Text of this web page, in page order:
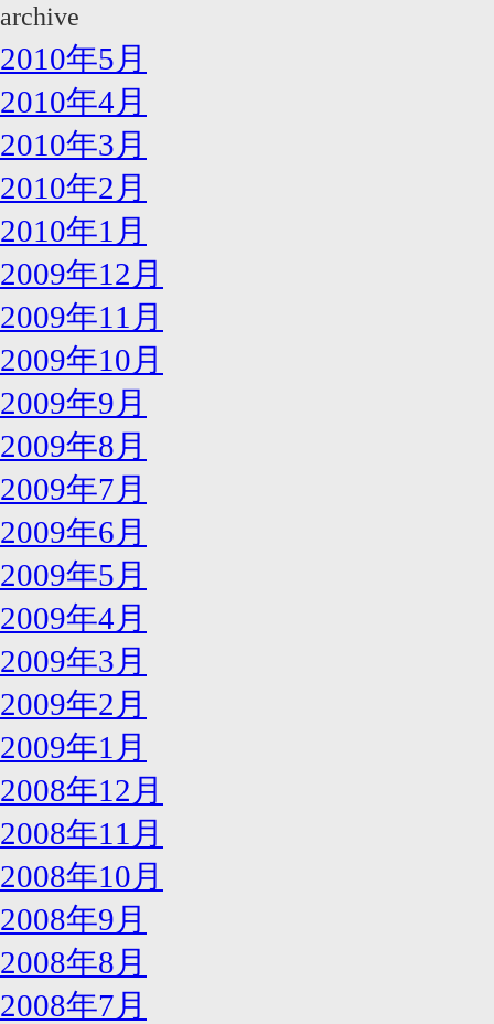
archive
2010年5月
2010年4月
2010年3月
2010年2月
2010年1月
2009年12月
2009年11月
2009年10月
2009年9月
2009年8月
2009年7月
2009年6月
2009年5月
2009年4月
2009年3月
2009年2月
2009年1月
2008年12月
2008年11月
2008年10月
2008年9月
2008年8月
2008年7月